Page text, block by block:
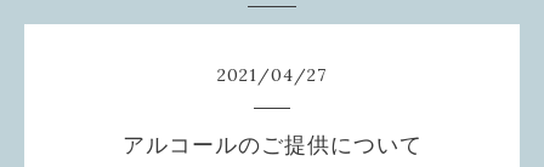
2021/04/27
アルコールのご提供について